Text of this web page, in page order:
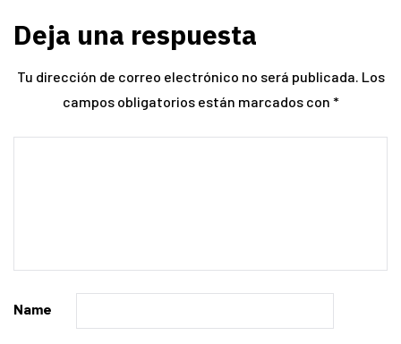
Deja una respuesta
Tu dirección de correo electrónico no será publicada. Los
campos obligatorios están marcados con *
Name